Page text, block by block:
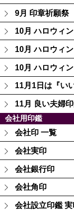
9月 印章祈願祭
10月 ハロウィ
10月 ハロウィ
10月 ハロウィ
11月1日は『い
11月 良い夫婦
会社用印鑑
会社印 一覧
会社実印
会社銀行印
会社角印
会社設立印鑑